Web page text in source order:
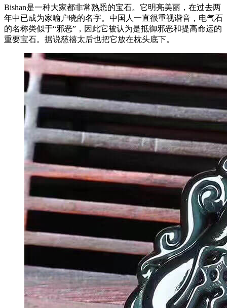
Bishan是一种大家都非常熟悉的宝石。它明亮美丽，在过去两
年中已成为家喻户晓的名字。中国人一直很重视谐音，电气石
的名称类似于“邪恶”，因此它被认为是抵御邪恶和提高命运的
重要宝石。据说慈禧太后也把它放在枕头底下。